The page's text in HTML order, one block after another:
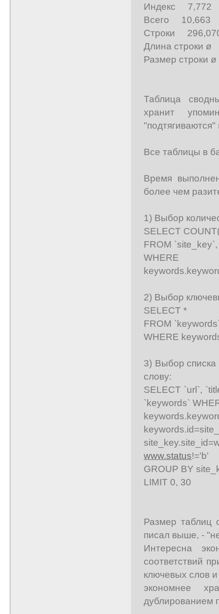
Индекс
Всего
Строки
Длина строки
Размер строки
Таблица
хранит
Все таблицы в
Время
более чем
1) Выбор
SELECT
FROM
WHERE
2) Выбор
SELECT *
FROM
WHERE
3) Выбор списка
слову:
SELECT `url`,
`keywords`
www.status!='b'
GROUP BY
LIMIT 0, 30
Размер таблиц
писал выше, -
Интересна
соответствий
ключевых слов
экономнее
дублированием